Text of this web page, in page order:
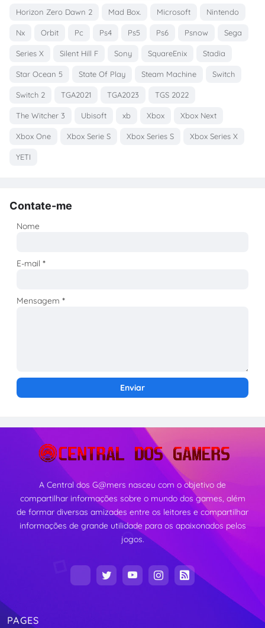
Horizon Zero Dawn 2 Mad Box. Microsoft Nintendo
Nx Orbit Pc Ps4 Ps5 Ps6 Psnow Sega
Series X Silent Hill F Sony SquareEnix Stadia
Star Ocean 5 State Of Play Steam Machine Switch
Switch 2 TGA2021 TGA2023 TGS 2022
The Witcher 3 Ubisoft xb Xbox Xbox Next
Xbox One Xbox Serie S Xbox Series S Xbox Series X
YETI
Contate-me
Nome
E-mail*
Mensagem*
A Central dos G@mers nasceu com o objetivo de
compartilhar informações sobre o mundo dos games, além
de formar diversas amizades entre os leitores e compartilhar
informações de grande utilidade para os apaixonados pelos
jogos.
PAGES